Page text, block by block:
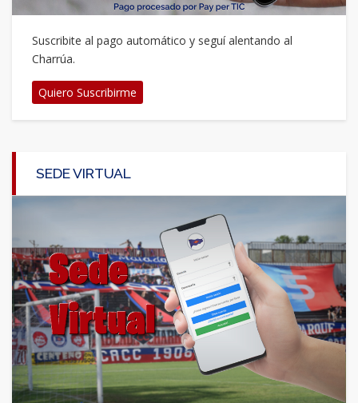
Suscribite al pago automático y seguí alentando al
Charrúa.
Quiero Suscribirme
SEDE VIRTUAL